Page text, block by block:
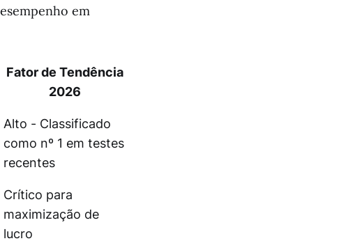
em
Fator de Tendência
2026
Alto - Classificado
como nº 1 em testes
recentes
Crítico para
maximização de
lucro